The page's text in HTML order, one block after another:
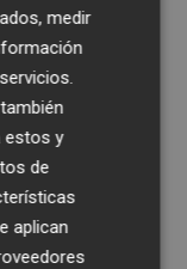
de
medir
también
estos y
de
aplican